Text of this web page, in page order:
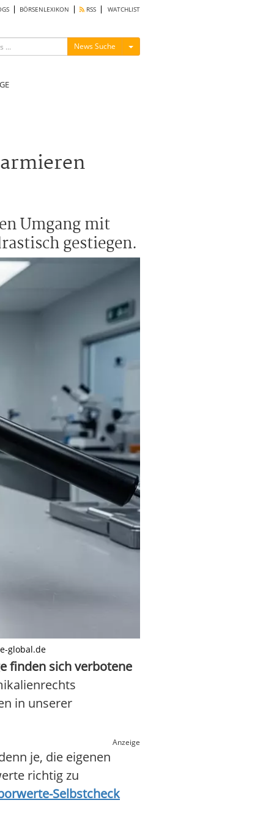
BÖRSENLEXIKON RSS WATCHLIST
News Suche Menü ein-/ausblenden
Umgang mit
gestiegen.
global.de
finden sich verbotene
in unserer
Anzeige
je, die eigenen
richtig zu
Selbstcheck